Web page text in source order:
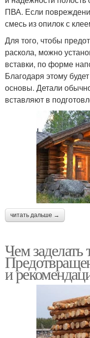
ПВА. Если
смесь из опилок с
Для того, чтобы
раскола, можно
вставки, по форме
Благодаря этому
основы. Детали
вставляют в
читать дальше →
Чем
и